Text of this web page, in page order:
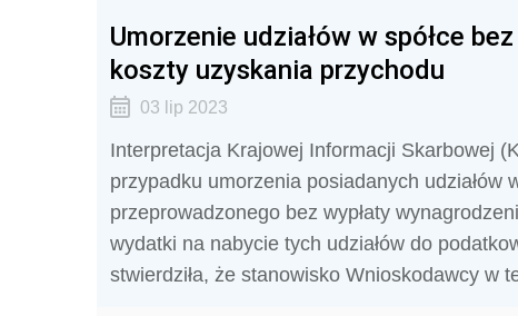
Umorzenie udziałów w spółce
koszty uzyskania przychodu
03 lip 2023
Interpretacja Krajowej Informacji Skarbowej
przypadku umorzenia posiadanych udziałów
przeprowadzonego bez wypłaty
wydatki na nabycie tych udziałów do
stwierdziła, że stanowisko Wnioskodawcy w